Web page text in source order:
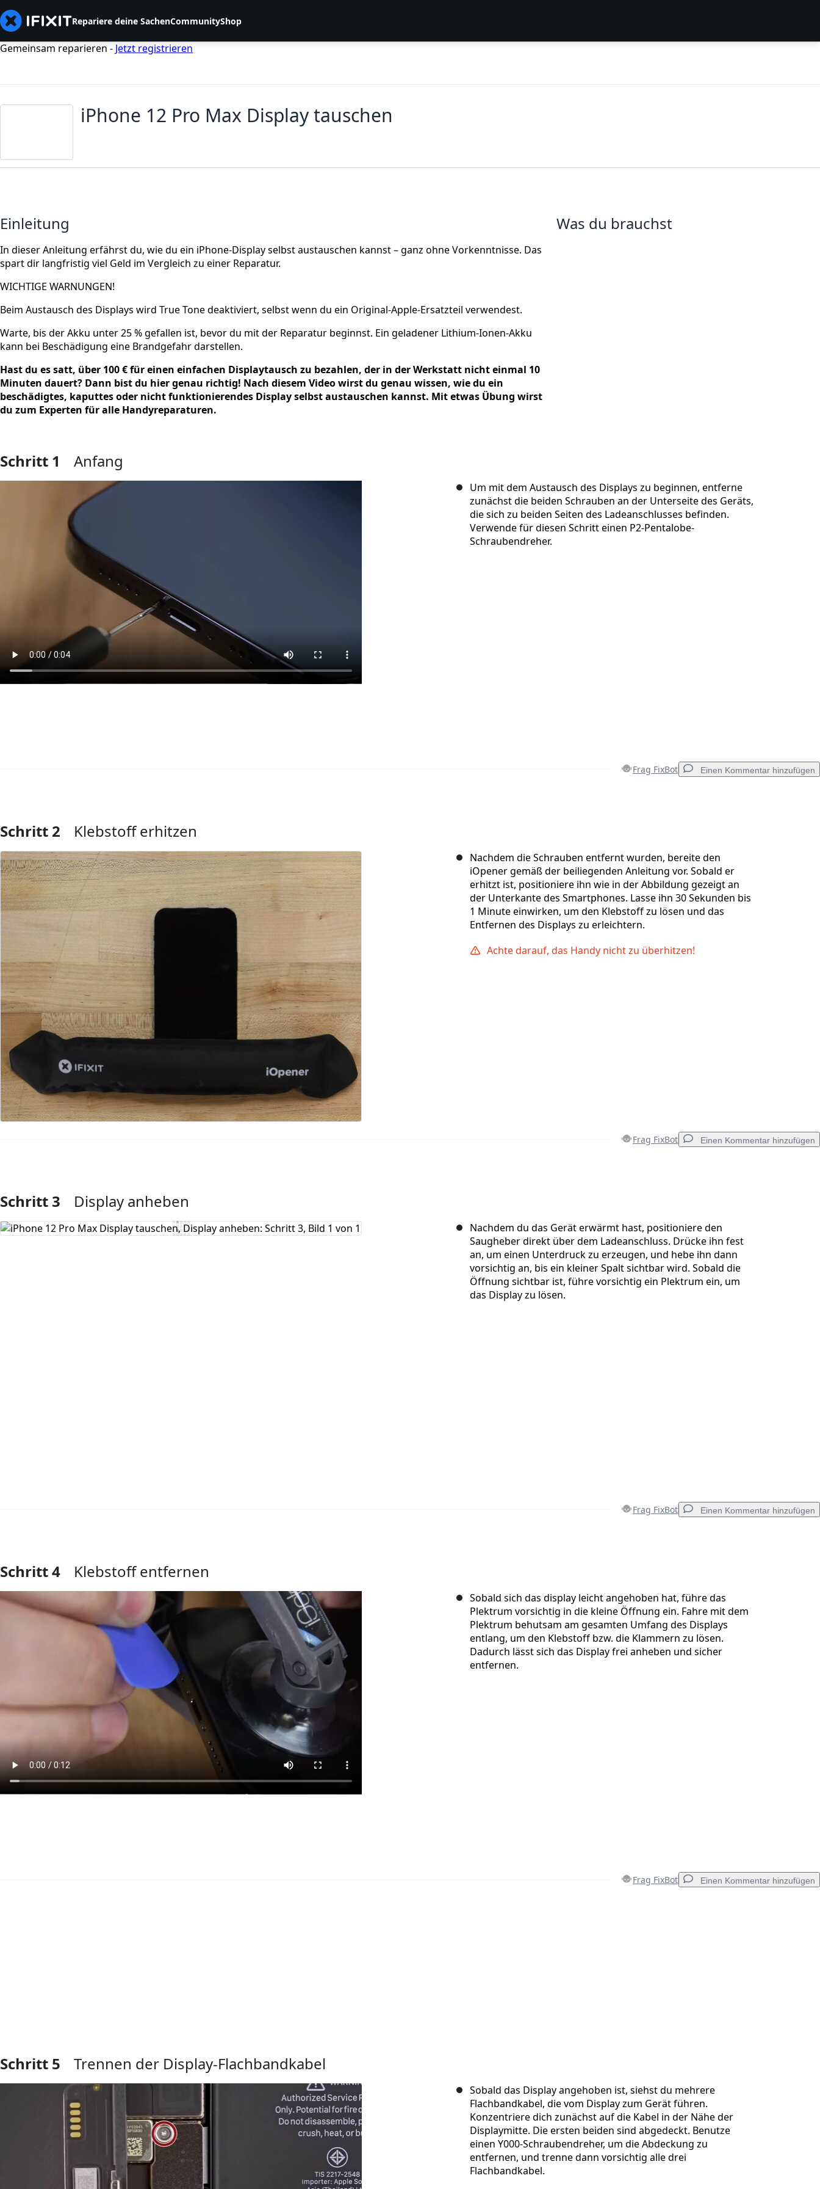
Repariere deine SachenCommunityShop
Gemeinsam reparieren - Jetzt registrieren
iPhone 12 Pro Max Display tauschen
Einleitung
In dieser Anleitung erfährst du, wie du ein iPhone-Display selbst austauschen kannst – ganz ohne Vorkenntnisse. Das
spart dir langfristig viel Geld im Vergleich zu einer Reparatur.
WICHTIGE WARNUNGEN!
Beim Austausch des Displays wird True Tone deaktiviert, selbst wenn du ein Original-Apple-Ersatzteil verwendest.
Warte, bis der Akku unter 25 % gefallen ist, bevor du mit der Reparatur beginnst. Ein geladener Lithium-Ionen-Akku
kann bei Beschädigung eine Brandgefahr darstellen.
Hast du es satt, über 100 € für einen einfachen Displaytausch zu bezahlen, der in der Werkstatt nicht einmal 10
Minuten dauert? Dann bist du hier genau richtig! Nach diesem Video wirst du genau wissen, wie du ein
beschädigtes, kaputtes oder nicht funktionierendes Display selbst austauschen kannst. Mit etwas Übung wirst
du zum Experten für alle Handyreparaturen.
Was du brauchst
Schritt 1 Anfang
Um mit dem Austausch des Displays zu beginnen, entferne
zunächst die beiden Schrauben an der Unterseite des Geräts,
die sich zu beiden Seiten des Ladeanschlusses befinden.
Verwende für diesen Schritt einen P2-Pentalobe-
Schraubendreher.
Frag FixBot Einen Kommentar hinzufügen
Kommentar hinzufügen
Abbrechen Kommentieren
Schritt 2 Klebstoff erhitzen
Nachdem die Schrauben entfernt wurden, bereite den
iOpener gemäß der beiliegenden Anleitung vor. Sobald er
erhitzt ist, positioniere ihn wie in der Abbildung gezeigt an
der Unterkante des Smartphones. Lasse ihn 30 Sekunden bis
1 Minute einwirken, um den Klebstoff zu lösen und das
Entfernen des Displays zu erleichtern.
Achte darauf, das Handy nicht zu überhitzen!
Frag FixBot Einen Kommentar hinzufügen
Kommentar hinzufügen
Abbrechen Kommentieren
Schritt 3 Display anheben
Nachdem du das Gerät erwärmt hast, positioniere den
Saugheber direkt über dem Ladeanschluss. Drücke ihn fest
an, um einen Unterdruck zu erzeugen, und hebe ihn dann
vorsichtig an, bis ein kleiner Spalt sichtbar wird. Sobald die
Öffnung sichtbar ist, führe vorsichtig ein Plektrum ein, um
das Display zu lösen.
Frag FixBot Einen Kommentar hinzufügen
Kommentar hinzufügen
Abbrechen
Schritt 4 Klebstoff entfernen
Sobald sich das display leicht angehoben hat, führe das
Plektrum vorsichtig in die kleine Öffnung ein. Fahre mit dem
Plektrum behutsam am gesamten Umfang des Displays
entlang, um den Klebstoff bzw. die Klammern zu lösen.
Dadurch lässt sich das Display frei anheben und sicher
entfernen.
Frag FixBot Einen Kommentar hinzufügen
Schritt 5 Trennen der Display-Flachbandkabel
Sobald das Display angehoben ist, siehst du mehrere
Flachbandkabel, die vom Display zum Gerät führen.
Konzentriere dich zunächst auf die Kabel in der Nähe der
Displaymitte. Die ersten beiden sind abgedeckt. Benutze
einen Y000-Schraubendreher, um die Abdeckung zu
entfernen, und trenne dann vorsichtig alle drei
Flachbandkabel.